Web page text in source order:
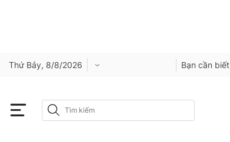
Thứ Bảy, 8/8/2026 Bạn cần biết